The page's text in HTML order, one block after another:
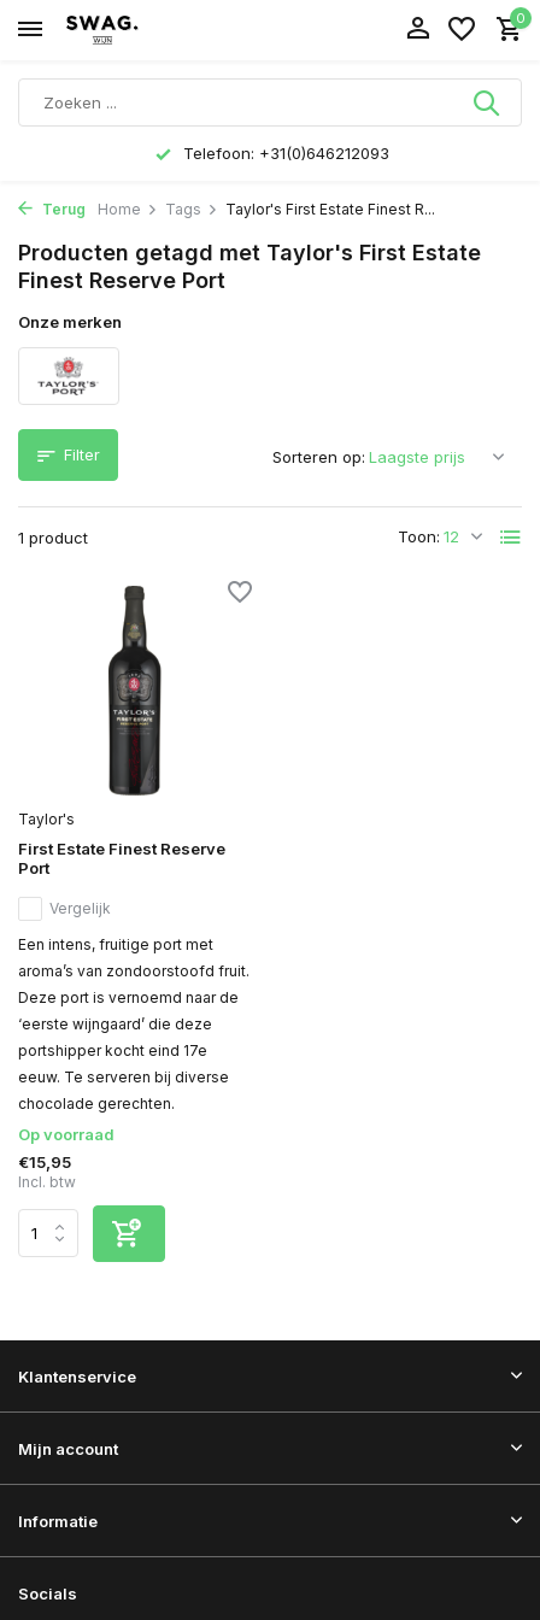
0
Telefoon: +31(0)646212093
Terug Home Tags Taylor's First Estate Finest R...
Producten getagd met Taylor's First Estate
Finest Reserve Port
Onze merken
Filter
1 product Toon:
Sorteren op:
Taylor's
First Estate Finest Reserve
Port
Vergelijk
Een intens, fruitige port met
aroma’s van zondoorstoofd fruit.
Deze port is vernoemd naar de
‘eerste wijngaard’ die deze
portshipper kocht eind 17e
eeuw. Te serveren bij diverse
chocolade gerechten.
Op voorraad
€15,95
Incl. btw
Klantenservice
Mijn account
Informatie
Socials